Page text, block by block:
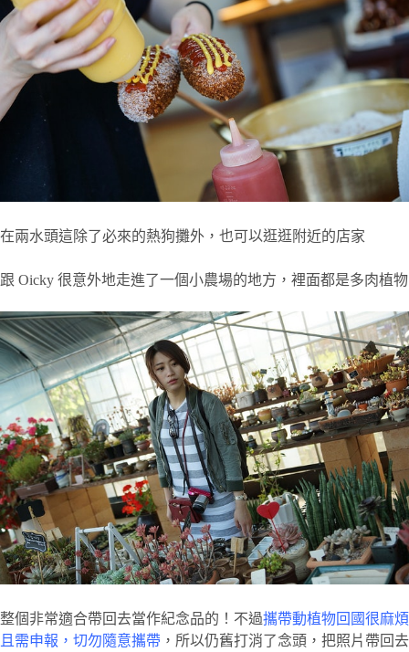
在兩水頭這除了必來的熱狗攤外，也可以逛逛附近的店家
跟 Oicky 很意外地走進了一個小農場的地方，裡面都是多肉植物
整個非常適合帶回去當作紀念品的！不過攜帶動植物回國很麻煩
且需申報，切勿隨意攜帶 ，所以仍舊打消了念頭，把照片帶回去